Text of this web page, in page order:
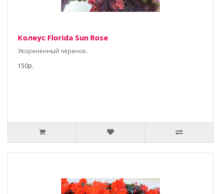
Колеус Florida Sun Rose
Укорененный черенок..
150р.